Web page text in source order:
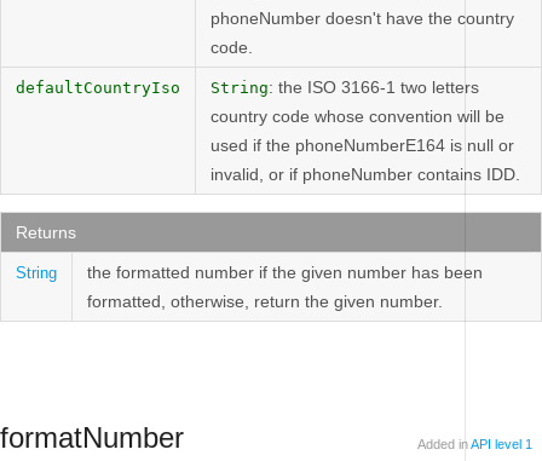
phoneNumber doesn't have the country
code.
defaultCountryIso String: the ISO 3166-1 two letters
country code whose convention will be
used if the phoneNumberE164 is null or
invalid, or if phoneNumber contains IDD.
Returns
String
the formatted number if the given number has been
formatted, otherwise, return the given number.
formatNumber Added inAPI level 1